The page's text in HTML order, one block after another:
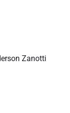
Zanotti